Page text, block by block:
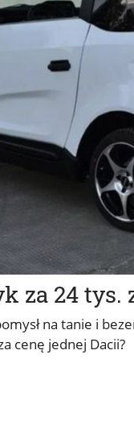
za 24 tys.
na tanie i
cenę jednej Dacii?